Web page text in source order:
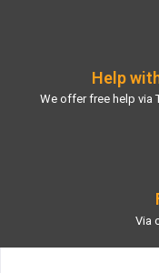
Help
We offer free help via
Via